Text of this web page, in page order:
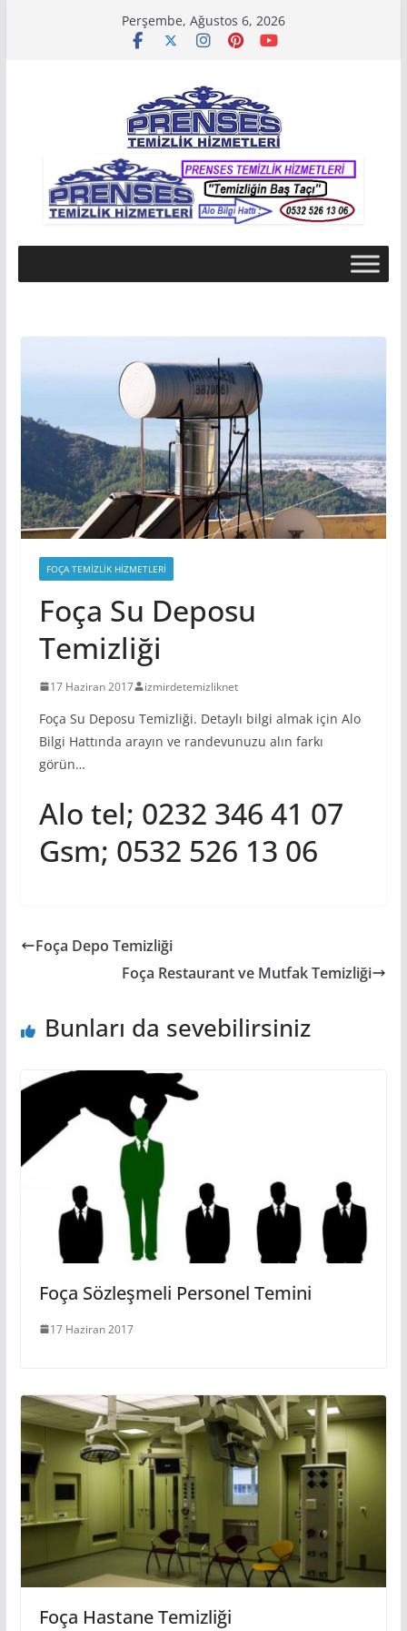
Perşembe, Ağustos 6, 2026
FOÇA TEMIZLIK HIZMETLERI
Foça Su Deposu
Temizliği
17 Haziran 2017 izmirdetemizliknet
Foça Su Deposu Temizliği. Detaylı bilgi almak için Alo
Bilgi Hattında arayın ve randevunuzu alın farkı
görün…
Alo tel; 0232 346 41 07
Gsm; 0532 526 13 06
Foça Depo Temizliği
Foça Restaurant ve Mutfak Temizliği
Bunları da sevebilirsiniz
Foça Sözleşmeli Personel Temini
17 Haziran 2017
Foça Hastane Temizliği